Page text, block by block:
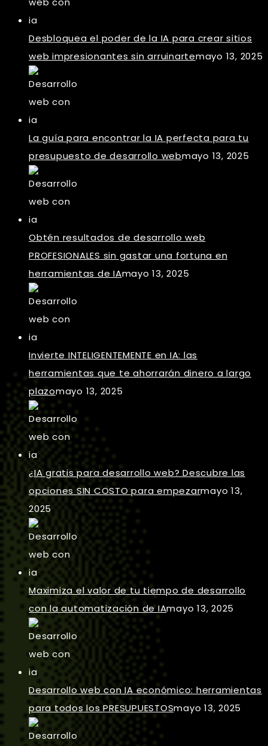
Desbloquea el poder de la IA para crear sitios
web impresionantes sin arruinartemayo 13, 2025
La guía para encontrar la IA perfecta para tu
presupuesto de desarrollo webmayo 13, 2025
Obtén resultados de desarrollo web
PROFESIONALES sin gastar una fortuna en
herramientas de IAmayo 13, 2025
Invierte INTELIGENTEMENTE en IA: las
herramientas que te ahorrarán dinero a largo
plazomayo 13, 2025
¿IA gratis para desarrollo web? Descubre las
opciones SIN COSTO para empezarmayo 13,
2025
Maximiza el valor de tu tiempo de desarrollo
con la automatización de IAmayo 13, 2025
Desarrollo web con IA económico: herramientas
para todos los PRESUPUESTOSmayo 13, 2025